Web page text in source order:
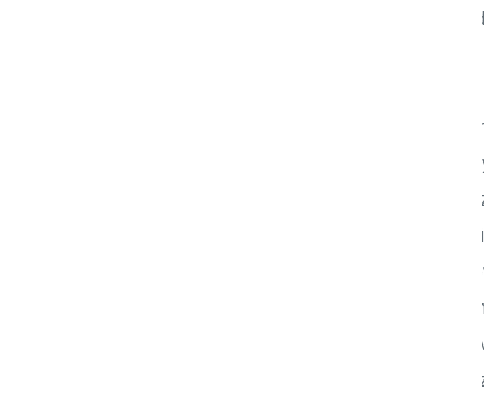
söz konusu olmuş olsaydı hayvanlarda
insan aklı anlamında hayvanlarda da
Allah, akla çok önem verir ve akıl sahibi
Kur’ân-ı Kerim’de; “Şüphesiz, göklerin
insanlara yarar sağlayacak şeylerle
ölmüş toprağı dirilttiği yağmurda,
arasındaki emre amade bulutları evirip
vardır.”(Bakara, 2/164); “O, dilediğine
olmuş demektir. Bunu ise ancak derin
Böylece Allah ölüleri diriltir ve